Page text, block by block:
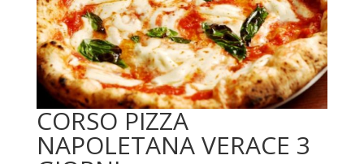
CORSO PIZZA
NAPOLETANA VERACE 3